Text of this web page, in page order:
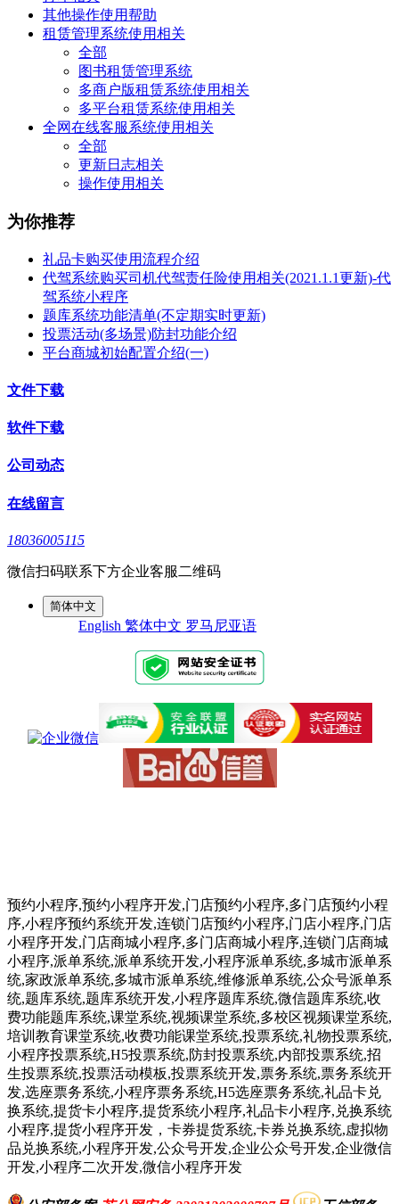
其他操作使用帮助
租赁管理系统使用相关
全部
图书租赁管理系统
多商户版租赁系统使用相关
多平台租赁系统使用相关
全网在线客服系统使用相关
全部
更新日志相关
操作使用相关
为你推荐
礼品卡购买使用流程介绍
代驾系统购买司机代驾责任险使用相关(2021.1.1更新)-代
驾系统小程序
题库系统功能清单(不定期实时更新)
投票活动(多场景)防封功能介绍
平台商城初始配置介绍(一)
文件下载
软件下载
公司动态
在线留言
18036005115
微信扫码联系下方企业客服二维码
简体中文
English 繁体中文 罗马尼亚语
预约小程序,预约小程序开发,门店预约小程序,多门店预约小程
序,小程序预约系统开发,连锁门店预约小程序,门店小程序,门店
小程序开发,门店商城小程序,多门店商城小程序,连锁门店商城
小程序,派单系统,派单系统开发,小程序派单系统,多城市派单系
统,家政派单系统,多城市派单系统,维修派单系统,公众号派单系
统,题库系统,题库系统开发,小程序题库系统,微信题库系统,收
费功能题库系统,课堂系统,视频课堂系统,多校区视频课堂系统,
培训教育课堂系统,收费功能课堂系统,投票系统,礼物投票系统,
小程序投票系统,H5投票系统,防封投票系统,内部投票系统,招
生投票系统,投票活动模板,投票系统开发,票务系统,票务系统开
发,选座票务系统,小程序票务系统,H5选座票务系统,礼品卡兑
换系统,提货卡小程序,提货系统小程序,礼品卡小程序,兑换系统
小程序,提货小程序开发，卡券提货系统,卡券兑换系统,虚拟物
品兑换系统,小程序开发,公众号开发,企业公众号开发,企业微信
开发,小程序二次开发,微信小程序开发